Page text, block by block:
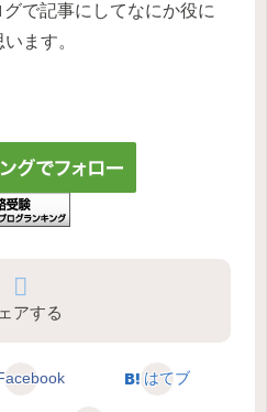
で記事にしてなにか役に
ます。
アする
はてブ